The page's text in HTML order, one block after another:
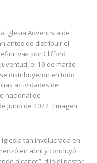
Iglesia Adventista de
antes de distribuir el
por Clifford
el 19 de marzo
distribuyeron en todo
actividades de
nacional de
junio de 2022. [Imagen:
iglesia tan involucrada en
en abril y concluyó
alcance”, dijo el pastor